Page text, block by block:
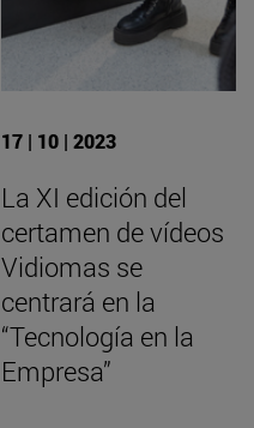
17 | 10 | 2023
La XI edición del
certamen de vídeos
Vidiomas se
centrará en la
“Tecnología en la
Empresa”